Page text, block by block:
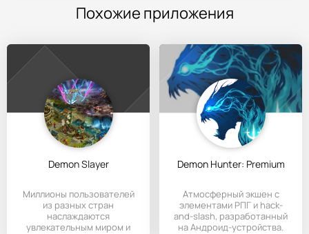
Похожие приложения
Demon Slayer
Миллионы пользователей
из разных стран
наслаждаются
увлекательным миром и
Demon Hunter: Premium
Атмосферный экшен с
элементами РПГ и hack-
and-slash, разработанный
на Андроид-устройства.